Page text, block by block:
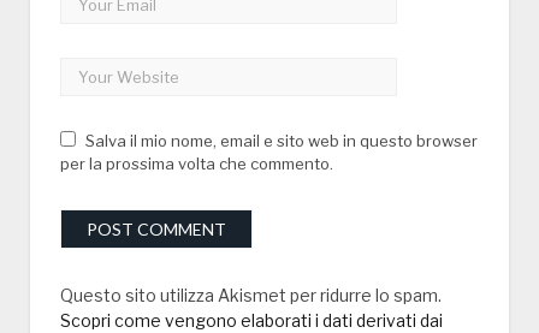
Salva il mio nome, email e sito web in questo browser
per la prossima volta che commento.
Questo sito utilizza Akismet per ridurre lo spam.
Scopri come vengono elaborati i dati derivati dai